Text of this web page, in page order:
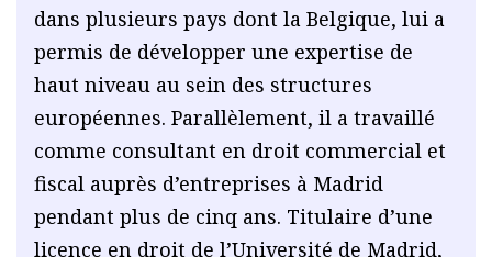
dans plusieurs pays dont la Belgique, lui a
permis de développer une expertise de
haut niveau au sein des structures
européennes. Parallèlement, il a travaillé
comme consultant en droit commercial et
fiscal auprès d’entreprises à Madrid
pendant plus de cinq ans. Titulaire d’une
licence en droit de l’Université de Madrid,